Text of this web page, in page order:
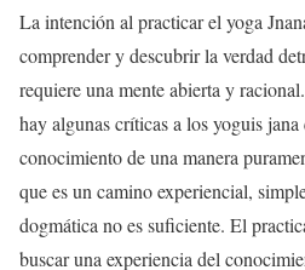
La intención al practicar el yoga
comprender y descubrir la verdad
requiere una mente abierta y
hay algunas críticas a los yoguis
conocimiento de una manera
que es un camino experiencial,
dogmática no es suficiente. El
buscar una experiencia del